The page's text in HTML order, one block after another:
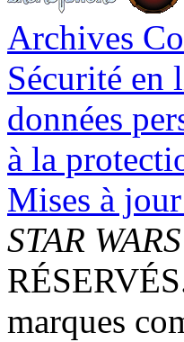
Archives
Sécurité en
données
à la
Mises à
STAR WARS
marques